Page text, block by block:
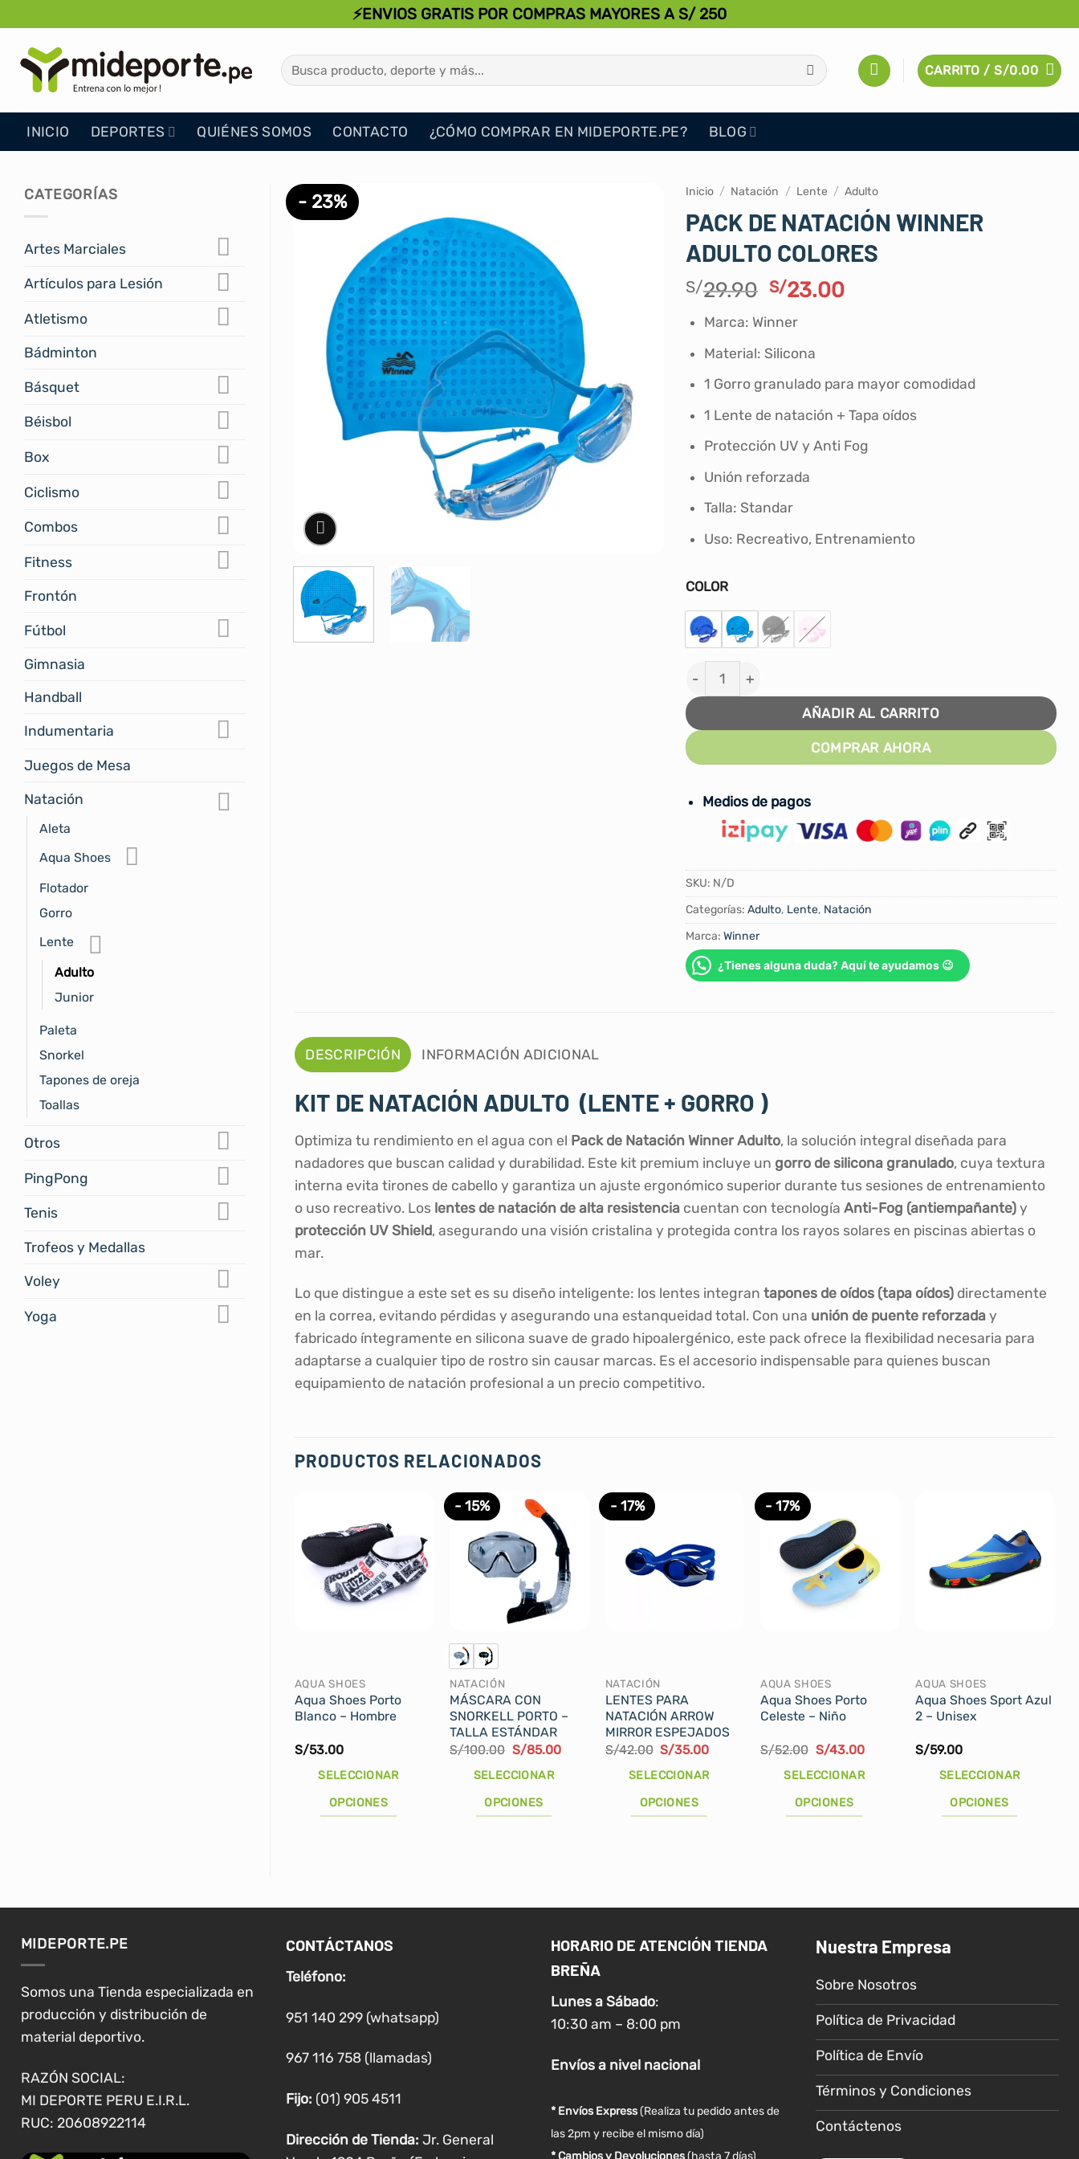
al
contenido
⚡ENVIOS GRATIS POR COMPRAS MAYORES A S/ 250
Buscar
por:
CARRITO /S/0.00
INICIO DEPORTES QUIÉNES SOMOS CONTACTO ¿CÓMO COMPRAR EN MIDEPORTE.PE? BLOG
CATEGORÍAS
Artes Marciales
Artículos para Lesión
Atletismo
Bádminton
Básquet
Béisbol
Box
Ciclismo
Combos
Fitness
Frontón
Fútbol
Gimnasia
Handball
Indumentaria
Juegos de Mesa
Natación
Aleta
Aqua Shoes
Flotador
Gorro
Lente
Adulto
Junior
Paleta
Snorkel
Tapones de oreja
Toallas
Otros
PingPong
Tenis
Trofeos y Medallas
Voley
Yoga
- 23% Inicio / Natación / Lente / Adulto
PACK DE NATACIÓN WINNER
ADULTO COLORES
S/29.90 El
original
era:
S/29.90.
S/23.00El
Marca: Winner
Material: Silicona
1 Gorro granulado para mayor comodidad
1 Lente de natación + Tapa oídos
Protección UV y Anti Fog
Unión reforzada
Talla: Standar
Uso: Recreativo, Entrenamiento
COLOR
PACK DE NATACIÓN WINNER ADULTO COLORES cantidad
AÑADIR AL CARRITO
COMPRAR AHORA
Medios de pagos
SKU: N/D
Categorías: Adulto, Lente, Natación
Marca: Winner
¿Tienes alguna duda? Aquí te ayudamos 😉
DESCRIPCIÓN INFORMACIÓN ADICIONAL
KIT DE NATACIÓN ADULTO (LENTE + GORRO )
Optimiza tu rendimiento en el agua con el Pack de Natación Winner Adulto, la solución integral diseñada para
nadadores que buscan calidad y durabilidad. Este kit premium incluye un gorro de silicona granulado, cuya textura
interna evita tirones de cabello y garantiza un ajuste ergonómico superior durante tus sesiones de entrenamiento
o uso recreativo. Los lentes de natación de alta resistencia cuentan con tecnología Anti-Fog (antiempañante) y
protección UV Shield, asegurando una visión cristalina y protegida contra los rayos solares en piscinas abiertas o
mar.
Lo que distingue a este set es su diseño inteligente: los lentes integran tapones de oídos (tapa oídos) directamente
en la correa, evitando pérdidas y asegurando una estanqueidad total. Con una unión de puente reforzada y
fabricado íntegramente en silicona suave de grado hipoalergénico, este pack ofrece la flexibilidad necesaria para
adaptarse a cualquier tipo de rostro sin causar marcas. Es el accesorio indispensable para quienes buscan
equipamiento de natación profesional a un precio competitivo.
PRODUCTOS RELACIONADOS
AQUA SHOES
Aqua Shoes Porto
Blanco – Hombre
S/53.00
SELECCIONAR
OPCIONES
variantes.
opciones
se
pueden
en
página
producto
- 15%
NATACIÓN
MÁSCARA CON
SNORKELL PORTO –
TALLA ESTÁNDAR
S/100.00 El
precio
original
S/100.00.
S/85.00El
SELECCIONAR
OPCIONES
variantes.
- 17%
NATACIÓN
LENTES PARA
NATACIÓN ARROW
MIRROR ESPEJADOS
S/42.00 El
precio
original
S/42.00.
S/35.00El
actual
SELECCIONAR
OPCIONES
variantes.
opciones
elegir
en
página
producto
- 17%
AQUA SHOES
Aqua Shoes Porto
Celeste – Niño
S/52.00 El
precio
original
S/52.00.
S/43.00El
actual
SELECCIONAR
OPCIONES
variantes.
opciones
producto
AQUA SHOES
Aqua Shoes Sport Azul
2 – Unisex
S/59.00
SELECCIONAR
OPCIONES
variantes.
opciones
pueden
elegir
en
la
de
producto
MIDEPORTE.PE
Somos una Tienda especializada en
producción y distribución de
material deportivo.
RAZÓN SOCIAL:
MI DEPORTE PERU E.I.R.L.
RUC: 20608922114
CONTÁCTANOS
Teléfono:
951 140 299 (whatsapp)
967 116 758 (llamadas)
Fijo: (01) 905 4511
Dirección de Tienda: Jr. General
HORARIO DE ATENCIÓN TIENDA
BREÑA
Lunes a Sábado:
10:30 am – 8:00 pm
Envíosa nivel nacional
* Envíos Express(Realiza tu pedido antes de
las 2pm y recibe el mismo día)
* Cambios y Devoluciones (hasta 7 días)
Nuestra Empresa
Sobre Nosotros
Política de Privacidad
Política de Envío
Términos y Condiciones
Contáctenos